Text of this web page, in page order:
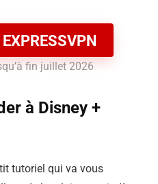
fin juillet 2026
à Disney +
tutoriel qui va vous